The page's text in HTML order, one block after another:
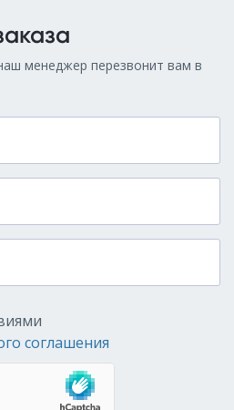
менеджер перезвонит вам в
соглашения